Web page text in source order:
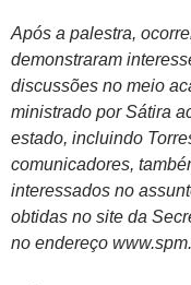
Após a palestra,
demonstraram
discussões no meio
ministrado por Sátira
estado, incluindo
comunicadores,
interessados no
obtidas no site da
no endereço